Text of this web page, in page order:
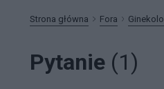
Strona główna Fora
Pytanie (1)